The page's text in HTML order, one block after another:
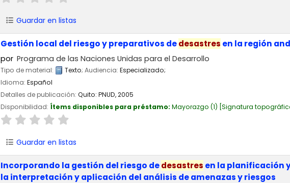
Guardar en listas
Gestión local del riesgo y preparativos dedesastres en la región
por Programa de las Naciones Unidas para el Desarrollo
Tipo de material: Texto; Audiencia: Especializado;
Idioma: Español
Detalles de publicación: Quito: PNUD,2005
Disponibilidad: Ítems disponibles para préstamo: Mayorazgo (1) Signatura
Guardar en listas
Incorporando la gestión del riesgo dedesastres en la planificación
la interpretación y aplicación del análisis de amenazas y riesgos